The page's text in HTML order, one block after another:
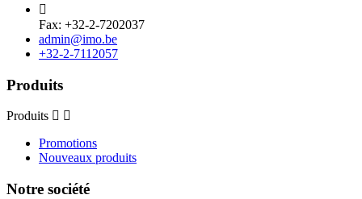

Fax: +32-2-7202037
admin@imo.be
+32-2-7112057
Produits
Produits
Promotions
Nouveaux produits
Notre société